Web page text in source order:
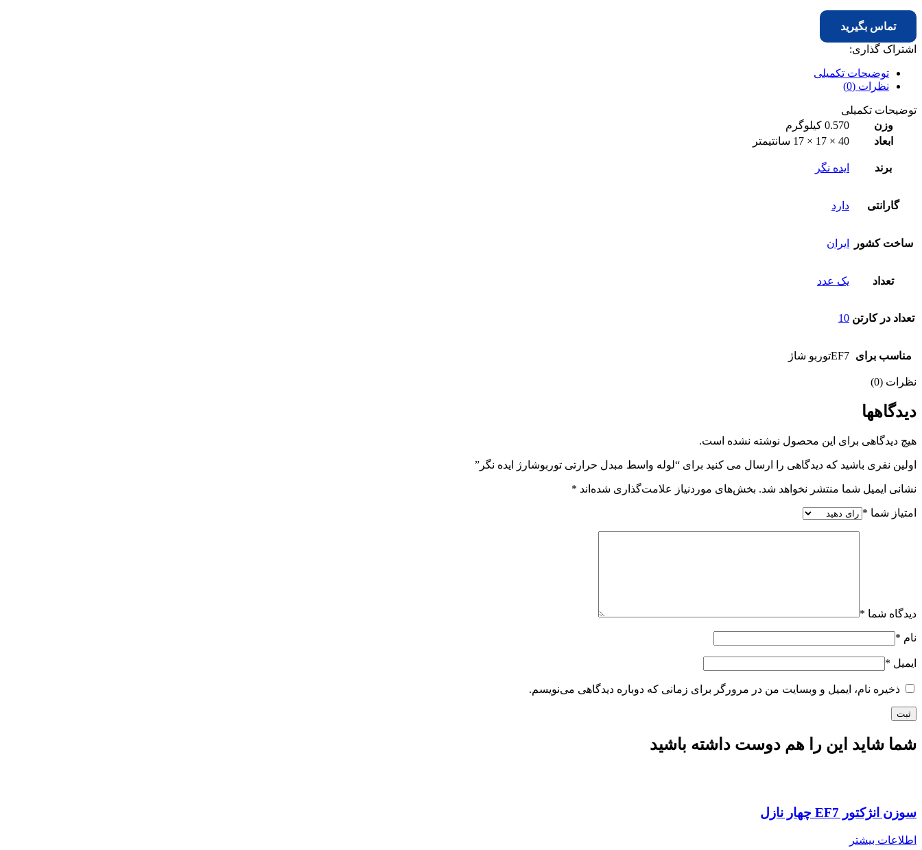
تماس بگیرید
اشتراک گذاری:
توضیحات تکمیلی
نظرات (0)
توضیحات تکمیلی
وزن
0.570 کیلوگرم
ابعاد
40 × 17 × 17 سانتیمتر
برند ایده نگر
گارانتی دارد
ساخت کشور ایران
تعداد یک عدد
تعداد در کارتن 10
مناسب برای EF7توربو شاژ
نظرات (0)
دیدگاهها
هیچ دیدگاهی برای این محصول نوشته نشده است.
اولین نفری باشید که دیدگاهی را ارسال می کنید برای “لوله واسط مبدل حرارتی توربوشارژ ایده نگر”
نشانی ایمیل شما منتشر نخواهد شد. بخش‌های موردنیاز علامت‌گذاری شده‌اند *
امتیاز شما *
دیدگاه شما *
نام *
ایمیل *
ذخیره نام، ایمیل و وبسایت من در مرورگر برای زمانی که دوباره دیدگاهی می‌نویسم.
شما شاید این را هم دوست داشته باشید
سوزن انژکتور EF7 چهار نازل
اطلاعات بیشتر